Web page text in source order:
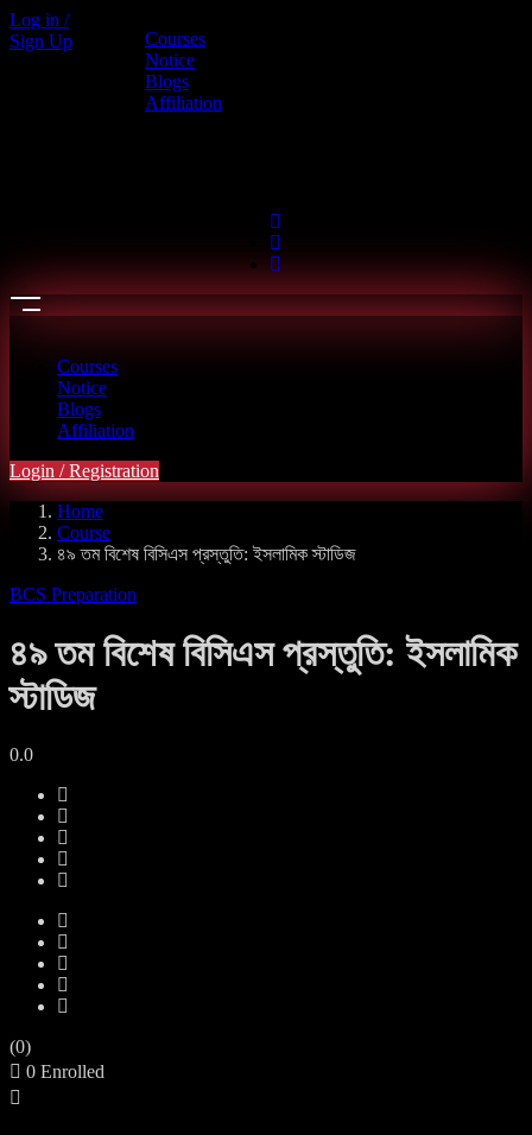
Log in /
Sign Up
Courses
Notice
Blogs
Affiliation
Courses
Notice
Blogs
Affiliation
Login / Registration
Home
Course
৪৯ তম বিশেষ বিসিএস প্রস্তুতি: ইসলামিক স্টাডিজ
BCS Preparation
৪৯ তম বিশেষ বিসিএস প্রস্তুতি: ইসলামিক
স্টাডিজ
0.0
(0)
0 Enrolled